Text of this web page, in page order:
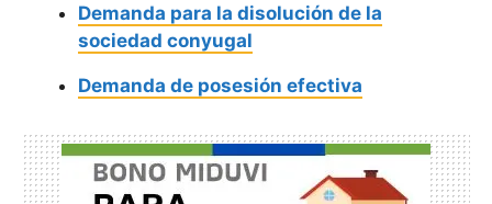
Demanda para la disolución de la
sociedad conyugal
Demanda de posesión efectiva